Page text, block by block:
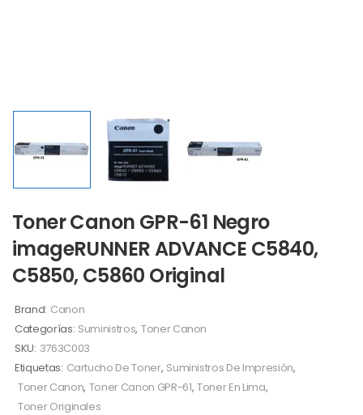
Toner Canon GPR-61 Negro
imageRUNNER ADVANCE C5840,
C5850, C5860 Original
Brand: Canon
Categorías: Suministros, Toner Canon
SKU: 3763C003
Etiquetas: Cartucho De Toner, Suministros De Impresión,
Toner Canon, Toner Canon GPR-61, Toner En Lima,
Toner Originales